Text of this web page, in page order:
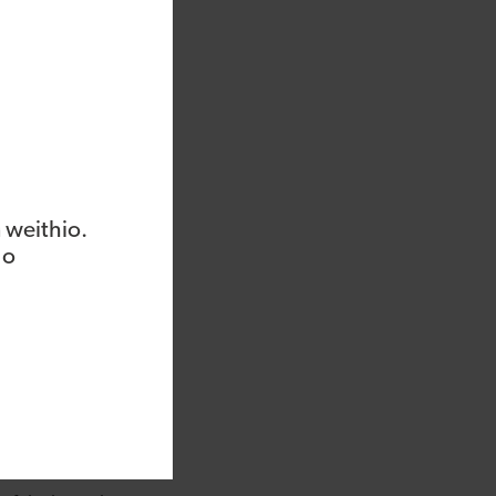
weithio.
a
eleni wrth
“Mae’r
gan helpu
datblygu.
peilot go iawn, a
Media Cymru,
Frenhinol